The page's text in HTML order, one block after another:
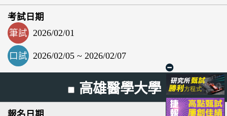
筆試 2026/02/01
口試 2026/02/05 ~ 2026/02/07
高雄醫學大學